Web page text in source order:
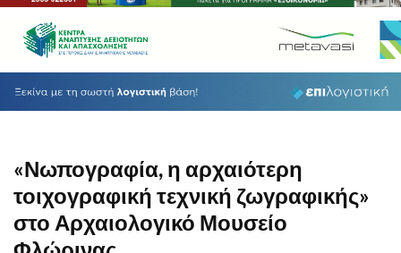
«Νωπογραφία, η αρχαιότερη
τοιχογραφική τεχνική ζωγραφικής»
στο Αρχαιολογικό Μουσείο